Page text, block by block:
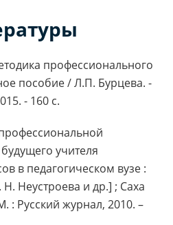
профессионального
пособие / Л.П. Бурцева. -
- 160 c.
учителя
в педагогическом вузе :
Неустроева и др.] ; Саха
: Русский журнал, 2010. –